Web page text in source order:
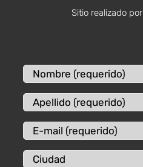
Sitio realizado por